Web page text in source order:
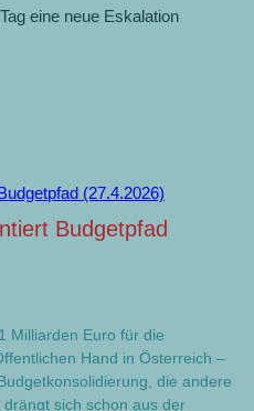
eine neue Eskalation
Budgetpfad
Milliarden Euro für die
Hand in Österreich –
die andere
drängt sich schon aus der